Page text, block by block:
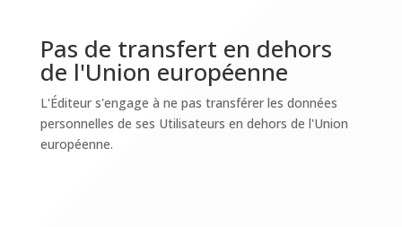
Pas de transfert en dehors
de l'Union européenne
L'Éditeur s'engage à ne pas transférer les données
personnelles de ses Utilisateurs en dehors de l'Union
européenne.